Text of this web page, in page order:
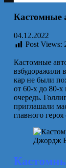
Кастомные
04.12.2022
Post Views:
Кастомные
взбудоражили
кар не были
от 60-х до 80-
очередь.
приглашали
главного
Джордж